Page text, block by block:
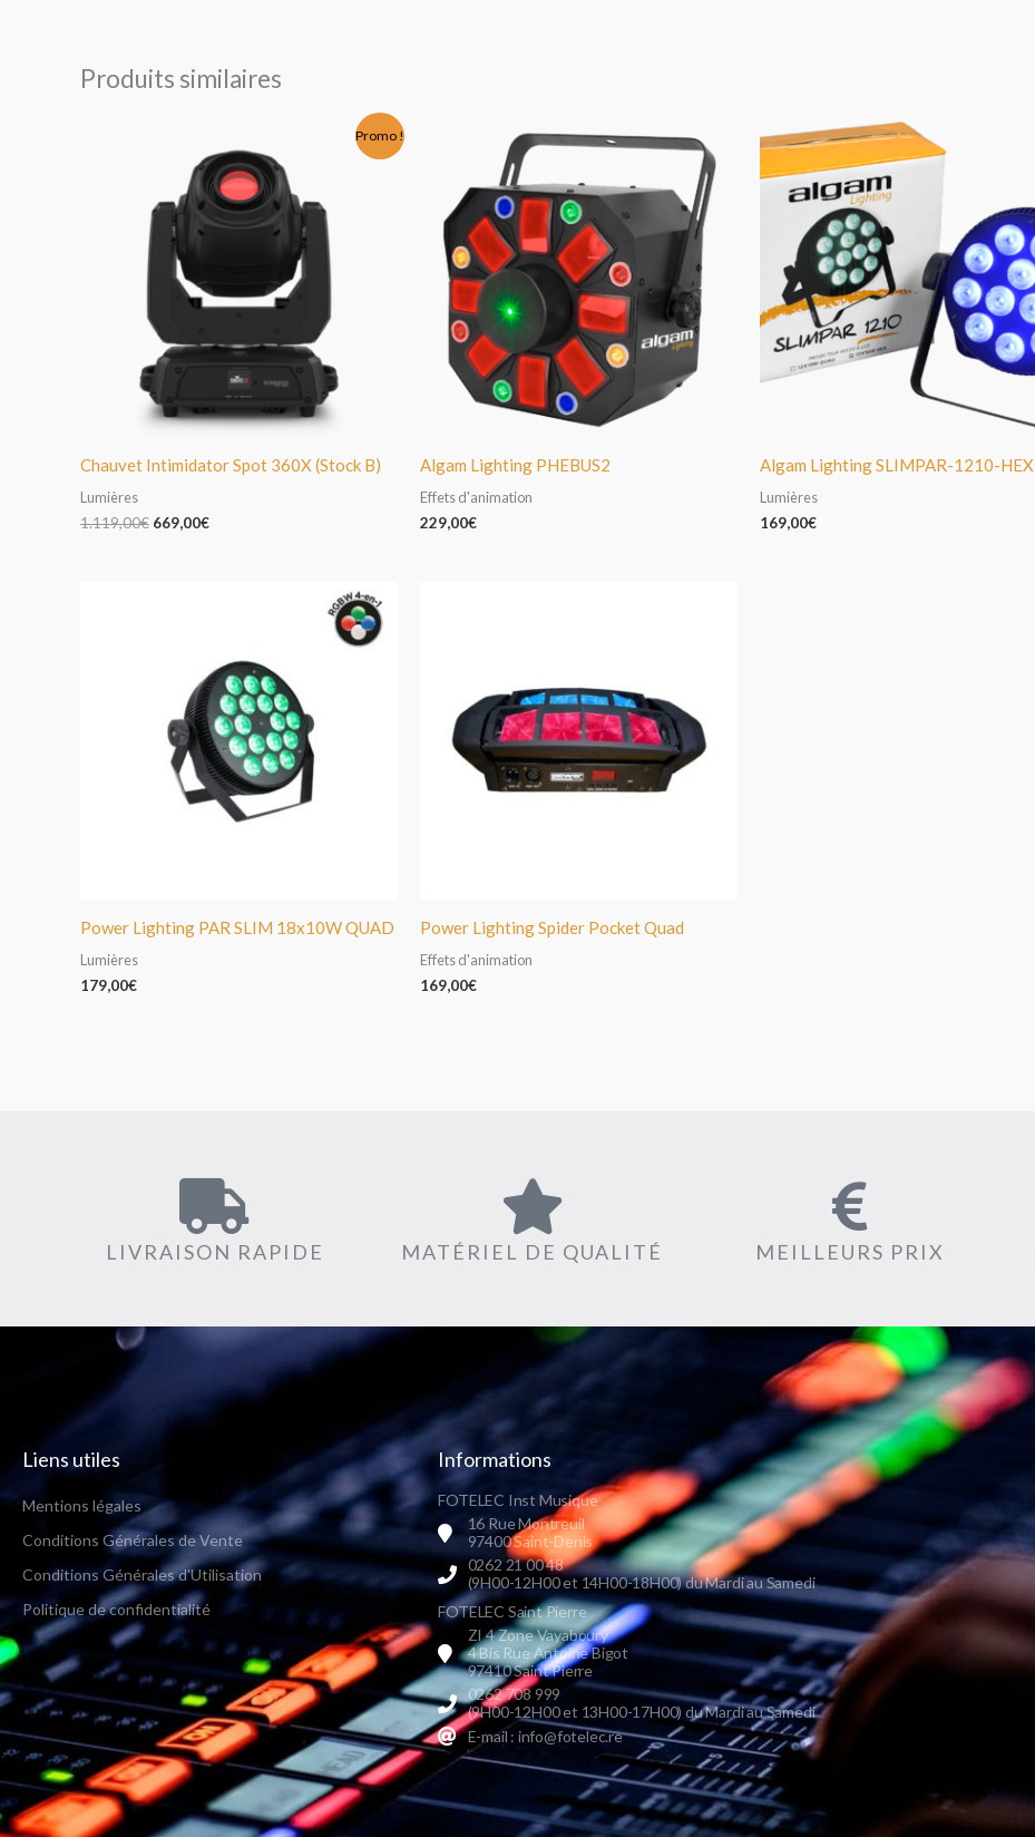
Produits similaires
Promo !
Chauvet Intimidator Spot 360X (Stock B)
Lumières
1.119,00€
initial
était :
1.119,00€.
669,00€
prix
actuel
est :
669,00€.
Algam Lighting PHEBUS2
Effets d'animation
229,00€
Algam Lighting SLIMPAR-1210-HEX
Lumières
169,00€
Power Lighting PAR SLIM 18x10W QUAD
Lumières
179,00€
Power Lighting Spider Pocket Quad
Effets d'animation
169,00€
LIVRAISON RAPIDE MATÉRIEL DE QUALITÉ MEILLEURS PRIX
Liens utiles
Mentions légales
Conditions Générales de Vente
Conditions Générales d'Utilisation
Politique de confidentialité
Informations
FOTELEC Inst Musique
16 Rue Montreuil
97400 Saint-Denis
0262 21 00 48
(9H00-12H00 et 14H00-18H00) du Mardi au Samedi
FOTELEC Saint Pierre
ZI 4 Zone Vayaboury
4 Bis Rue Antoine Bigot
97410 Saint Pierre
0262 708 999
(9H00-12H00 et 13H00-17H00) du Mardi au Samedi
E-mail : info@fotelec.re